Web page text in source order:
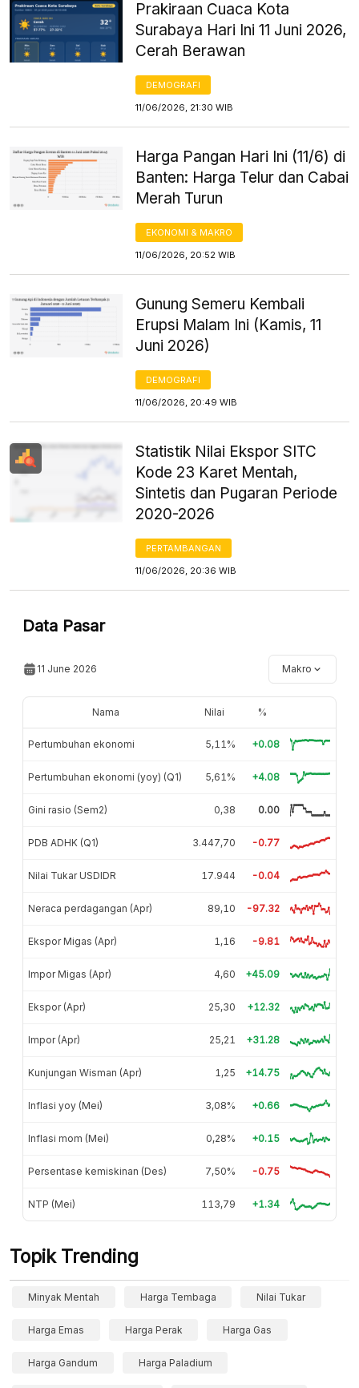
Prakiraan Cuaca Kota
Surabaya Hari Ini 11 Juni 2026,
Cerah Berawan
DEMOGRAFI
11/06/2026, 21:30 WIB
Harga Pangan Hari Ini (11/6) di
Banten: Harga Telur dan Cabai
Merah Turun
EKONOMI & MAKRO
11/06/2026, 20:52 WIB
Gunung Semeru Kembali
Erupsi Malam Ini (Kamis, 11
Juni 2026)
DEMOGRAFI
11/06/2026, 20:49 WIB
Statistik Nilai Ekspor SITC
Kode 23 Karet Mentah,
Sintetis dan Pugaran Periode
2020-2026
PERTAMBANGAN
11/06/2026, 20:36 WIB
Data Pasar
11 June 2026 Makro
Nama Nilai %
Pertumbuhan ekonomi 5,11% +0.08
Pertumbuhan ekonomi (yoy) (Q1) 5,61% +4.08
Gini rasio (Sem2) 0,38 0.00
PDB ADHK (Q1) 3.447,70 -0.77
Nilai Tukar USDIDR 17.944 -0.04
Neraca perdagangan (Apr) 89,10 -97.32
Ekspor Migas (Apr) 1,16 -9.81
Impor Migas (Apr) 4,60 +45.09
Ekspor (Apr) 25,30 +12.32
Impor (Apr) 25,21 +31.28
Kunjungan Wisman (Apr) 1,25 +14.75
Inflasi yoy (Mei) 3,08% +0.66
Inflasi mom (Mei) 0,28% +0.15
Persentase kemiskinan (Des) 7,50% -0.75
NTP (Mei) 113,79 +1.34
Topik Trending
Minyak Mentah Harga Tembaga Nilai Tukar
Harga Emas Harga Perak Harga Gas
Harga Gandum Harga Paladium